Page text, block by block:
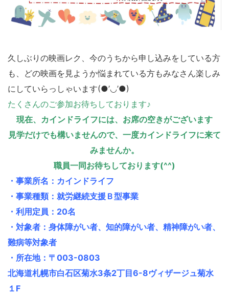
久しぶりの映画レク、今のうちから申し込みをしている方
も、どの映画を見ようか悩まれている方もみなさん楽しみ
にしていらっしゃいます(●’◡’●)
たくさんのご参加お待ちしております♪
現在、カインドライフには、お席の空きがございます
見学だけでも構いませんので、一度カインドライフに来て
みませんか。
職員一同お待ちしております(^^)
・事業所名：カインドライフ
・事業種類：就労継続支援Ｂ型事業
・利用定員：20名
・対象者：身体障がい者、知的障がい者、精神障がい者、
難病等対象者
・所在地：〒003-0803
北海道札幌市白石区菊水3条2丁目6-8ヴィザージュ菊水
１F